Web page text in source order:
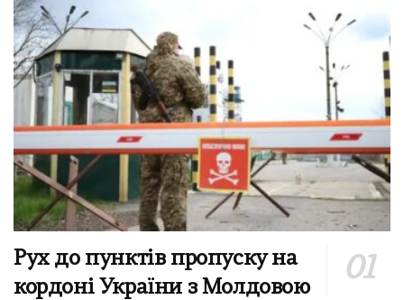
Рух до пунктів пропуску на
кордоні України з Молдовою